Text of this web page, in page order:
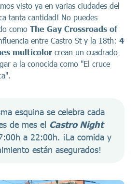
visto ya en varias ciudades del
tanta cantidad! No puedes
como The Gay Crossroads of
entre Castro St y la 18th: 4
multicolor crean un cuadrado
a la conocida como "El cruce
esquina se celebra cada
de mes el Castro Night
a 22:00h. ¡La comida y
están asegurados!